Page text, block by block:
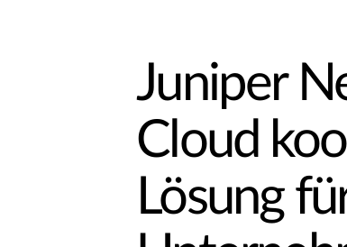
Juniper
Cloud
Lösung